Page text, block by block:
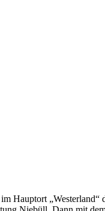
Hauptort